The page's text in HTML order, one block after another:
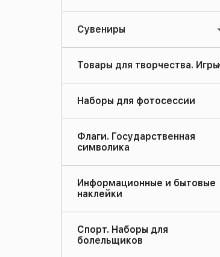
Сувениры
Товары для творчества. Игры
Наборы для фотосессии
Флаги. Государственная
символика
Информационные и бытовые
наклейки
Спорт. Наборы для
болельщиков